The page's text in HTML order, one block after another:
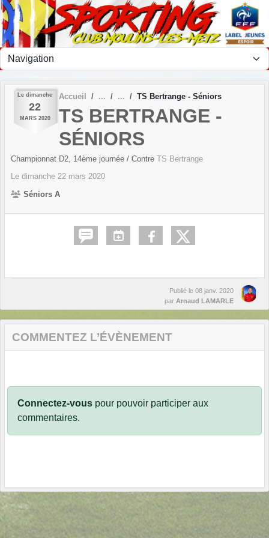
Le dimanche
22
MARS 2020
Accueil TS Bertrange - Séniors
TS BERTRANGE -
SÉNIORS
Championnat D2, 14ème journée / Contre TS Bertrange
Le dimanche 22 mars 2020
Séniors A
Publié le 08 janv. 2020
par Arnaud LAMARLE
COMMENTEZ L’ÉVÈNEMENT
Connectez-vous pour pouvoir participer aux
commentaires.
Panneau de gestion des cookies